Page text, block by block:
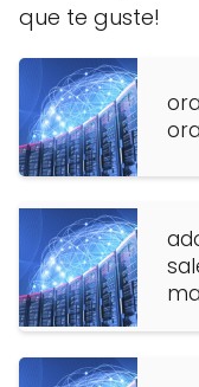
que te guste!